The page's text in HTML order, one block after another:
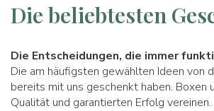
Die beliebtesten
Die Entscheidungen, die immer
Die am häufigsten gewählten Ideen von
bereits mit uns geschenkt haben. Boxen
Qualität und garantierten Erfolg vereinen.